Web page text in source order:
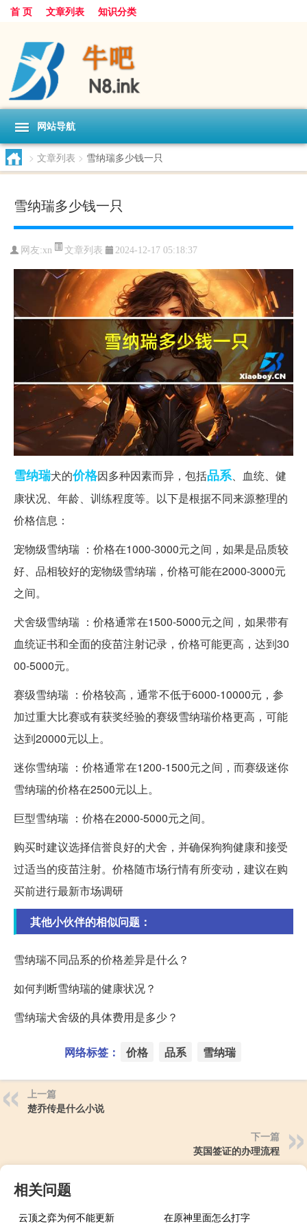
首 页 文章列表 知识分类
网站导航
> 文章列表 > 雪纳瑞多少钱一只
雪纳瑞多少钱一只
网友:xn 文章列表 2024-12-17 05:18:37
雪纳瑞犬的价格因多种因素而异，包括品系、血统、健
康状况、年龄、训练程度等。以下是根据不同来源整理的
价格信息：
宠物级雪纳瑞 ：价格在1000-3000元之间，如果是品质较
好、品相较好的宠物级雪纳瑞，价格可能在2000-3000元
之间。
犬舍级雪纳瑞 ：价格通常在1500-5000元之间，如果带有
血统证书和全面的疫苗注射记录，价格可能更高，达到30
00-5000元。
赛级雪纳瑞 ：价格较高，通常不低于6000-10000元，参
加过重大比赛或有获奖经验的赛级雪纳瑞价格更高，可能
达到20000元以上。
迷你雪纳瑞 ：价格通常在1200-1500元之间，而赛级迷你
雪纳瑞的价格在2500元以上。
巨型雪纳瑞 ：价格在2000-5000元之间。
购买时建议选择信誉良好的犬舍，并确保狗狗健康和接受
过适当的疫苗注射。价格随市场行情有所变动，建议在购
买前进行最新市场调研
其他小伙伴的相似问题：
雪纳瑞不同品系的价格差异是什么？
如何判断雪纳瑞的健康状况？
雪纳瑞犬舍级的具体费用是多少？
网络标签： 价格 品系 雪纳瑞
上一篇
楚乔传是什么小说
下一篇
英国签证的办理流程
相关问题
云顶之弈为何不能更新 在原神里面怎么打字